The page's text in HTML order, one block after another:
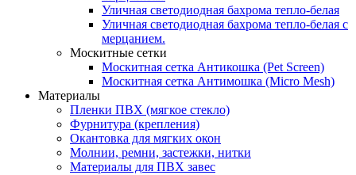
Уличная светодиодная бахрома тепло-белая
Уличная светодиодная бахрома тепло-белая с
мерцанием.
Москитные сетки
Москитная сетка Антикошка (Pet Screen)
Москитная сетка Антимошка (Micro Mesh)
Материалы
Пленки ПВХ (мягкое стекло)
Фурнитура (крепления)
Окантовка для мягких окон
Молнии, ремни, застежки, нитки
Материалы для ПВХ завес